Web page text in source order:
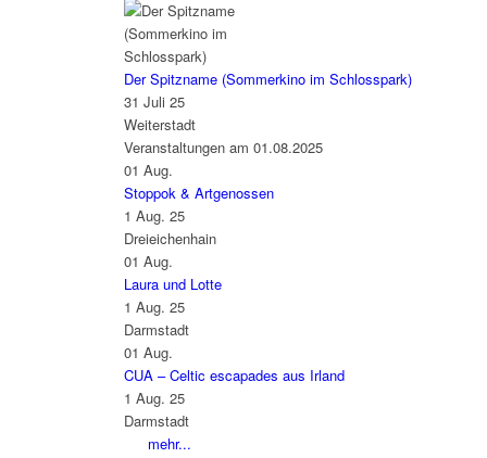
Der Spitzname (Sommerkino im Schlosspark)
31 Juli 25
Weiterstadt
Veranstaltungen am 01.08.2025
01 Aug.
Stoppok & Artgenossen
1 Aug. 25
Dreieichenhain
01 Aug.
Laura und Lotte
1 Aug. 25
Darmstadt
01 Aug.
CUA – Celtic escapades aus Irland
1 Aug. 25
Darmstadt
mehr...